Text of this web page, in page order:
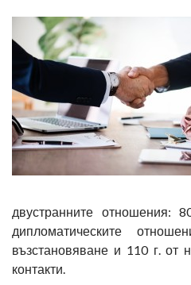
двустранните отношения:
дипломатическите
възстановяване и 110 г. от
контакти.